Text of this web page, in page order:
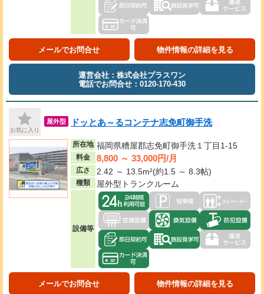
メールでお問合せ 物件情報の詳細を見る
運営会社：株式会社プラスワン
電話でお問合せ：0120-170-430
お気に入り
屋外型 ドッとあ～るコンテナ志免町御手洗
所在地 福岡県糟屋郡志免町御手洗１丁目1-15
料金 8,800 ～ 33,000円/月
広さ 2.42 ～ 13.5m²(約1.5 ～ 8.3帖)
種類 屋外型トランクルーム
設備等
メールでお問合せ 物件情報の詳細を見る